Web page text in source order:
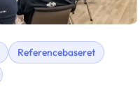
Referencebaseret